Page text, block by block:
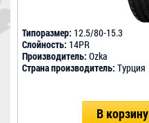
Типоразмер: 12.5/80-15.3
Слойность: 14PR
Производитель: Ozka
Страна производитель: Турция
В корзину